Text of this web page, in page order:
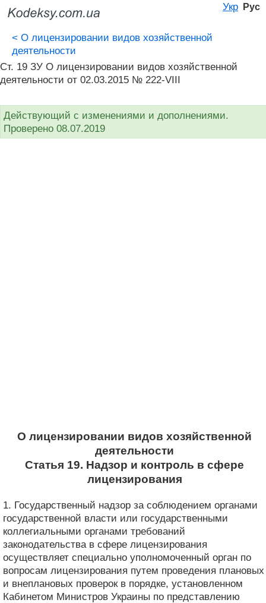
Укр Рус
< О лицензировании видов хозяйственной
деятельности
Ст. 19 ЗУ О лицензировании видов хозяйственной
деятельности от 02.03.2015 № 222-VIII
Действующий с изменениями и дополнениями.
Проверено 08.07.2019
О лицензировании видов хозяйственной
деятельности
Статья 19. Надзор и контроль в сфере
лицензирования
1. Государственный надзор за соблюдением органами
государственной власти или государственными
коллегиальными органами требований
законодательства в сфере лицензирования
осуществляет специально уполномоченный орган по
вопросам лицензирования путем проведения плановых
и внеплановых проверок в порядке, установленном
Кабинетом Министров Украины по представлению